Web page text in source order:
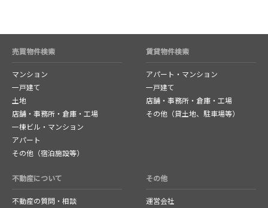
売買物件検索
マンション
一戸建て
土地
店舗・事務所・倉庫・工場
一棟ビル・マンション
アパート
その他（宿泊施設等）
賃貸物件検索
アパート・マンション
一戸建て
店舗・事務所・倉庫・工場
その他（貸土地、駐車場等）
不動産について
不動産の質問・相談
その他
運営会社